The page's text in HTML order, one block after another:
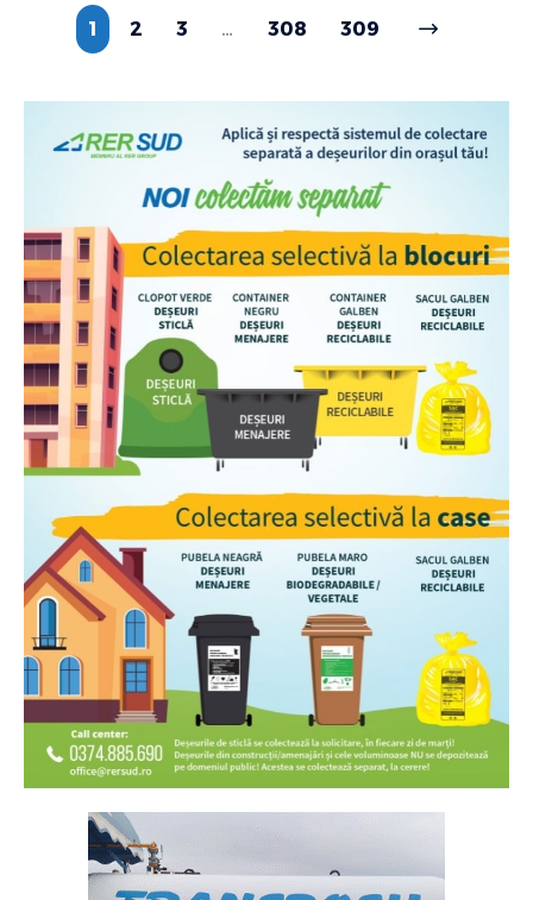
1 2 3 … 308 309